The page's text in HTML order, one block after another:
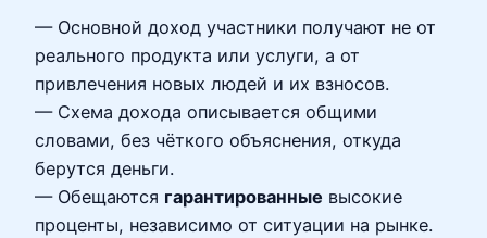
— Основной доход участники получают не от
реального продукта или услуги, а от
привлечения новых людей и их взносов.
— Схема дохода описывается общими
словами, без чёткого объяснения, откуда
берутся деньги.
— Обещаются гарантированные высокие
проценты, независимо от ситуации на рынке.